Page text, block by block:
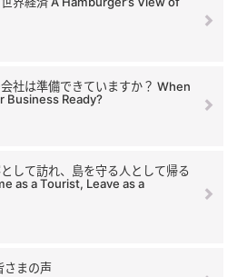
社は準備できていますか？ When
Business Ready?
して訪れ、島を守る人として帰る
as a Tourist, Leave as a
さまの声